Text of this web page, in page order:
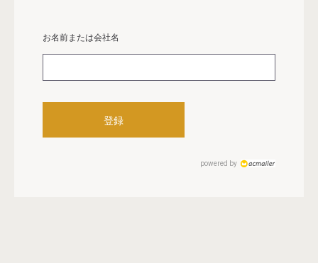
お名前または会社名
powered by